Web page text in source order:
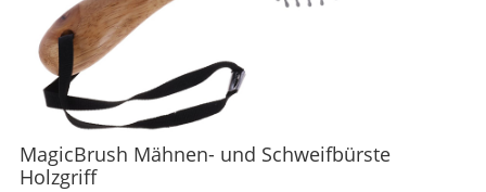
MagicBrush Mähnen- und Schweifbürste
Holzgriff